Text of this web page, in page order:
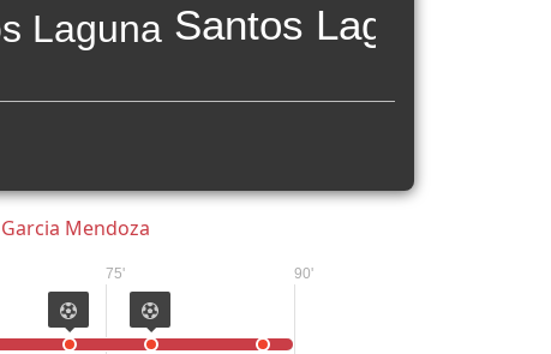
Santos Laguna
Garcia Mendoza
75' 90'